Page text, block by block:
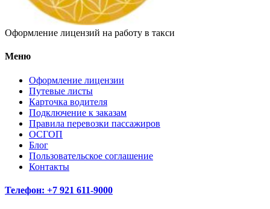
Оформление лицензий на работу в такси
Меню
Оформление лицензии
Путевые листы
Карточка водителя
Подключение к заказам
Правила перевозки пассажиров
ОСГОП
Блог
Пользовательское соглашение
Контакты
Телефон: +7 921 611-9000